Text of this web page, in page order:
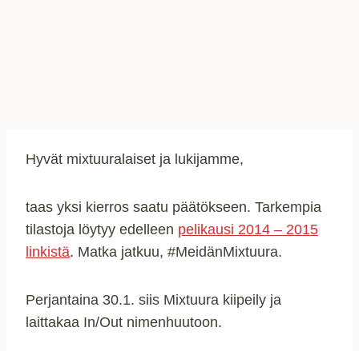
Hyvät mixtuuralaiset ja lukijamme,
taas yksi kierros saatu päätökseen. Tarkempia
tilastoja löytyy edelleen pelikausi 2014 – 2015
linkistä. Matka jatkuu, #MeidänMixtuura.
Perjantaina 30.1. siis Mixtuura kiipeily ja
laittakaa In/Out nimenhuutoon.